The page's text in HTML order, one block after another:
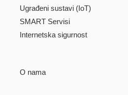
Ugrađeni sustavi (IoT)
SMART Servisi
Internetska sigurnost
O nama